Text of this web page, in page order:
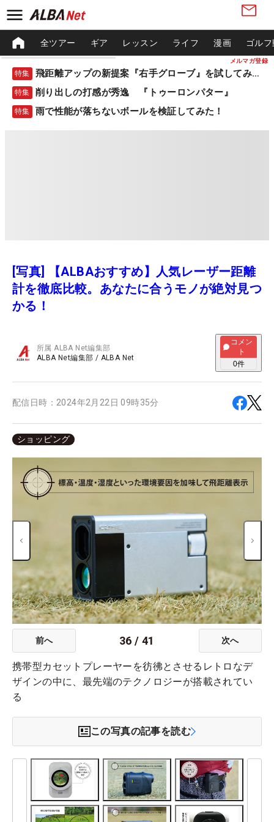
メルマガ登録
全ツアー ギア レッスン ライフ 漫画 ゴル
特集 飛距離アップの新提案『右手グローブ』を試してみた！
特集 削り出しの打感が秀逸 『トゥーロンパター』
特集 雨で性能が落ちないボールを検証してみた！
[写真] 【ALBAおすすめ】人気レーザー距離
計を徹底比較。あなたに合うモノが絶対見つ
かる！
所属ALBA Net編集部
ALBA Net編集部 / ALBA Net
コメン
ト
0件
配信日時： 2024年2月22日 09時35分
ショッピング
前へ 36 /41 次へ
携帯型カセットプレーヤーを彷彿とさせるレトロなデ
ザインの中に、最先端のテクノロジーが搭載されてい
る
この写真の記事を読む